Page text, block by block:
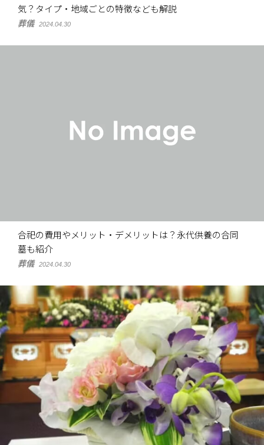
気？タイプ・地域ごとの特徴なども解説
葬儀 2024.04.30
合祀の費用やメリット・デメリットは？永代供養の合同
墓も紹介
葬儀 2024.04.30